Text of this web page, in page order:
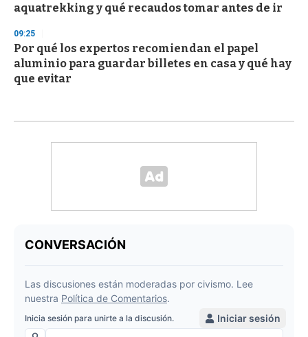
aquatrekking y qué recaudos tomar antes de ir
09:25
Por qué los expertos recomiendan el papel
aluminio para guardar billetes en casa y qué hay
que evitar